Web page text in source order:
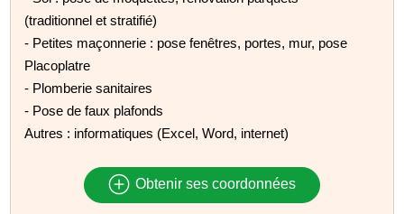
(traditionnel et stratifié)
- Petites maçonnerie : pose fenêtres, portes, mur, pose
Placoplatre
- Plomberie sanitaires
- Pose de faux plafonds
Autres : informatiques (Excel, Word, internet)
Obtenir ses coordonnées